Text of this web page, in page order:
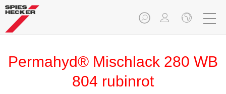
Permahyd® Mischlack 280 WB
804 rubinrot